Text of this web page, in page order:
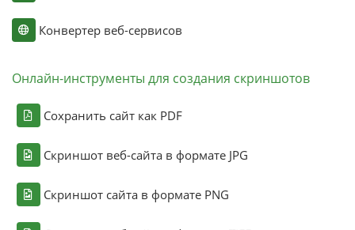
Конвертер веб-сервисов
Онлайн-инструменты для создания скриншотов
Сохранить сайт как PDF
Скриншот веб-сайта в формате JPG
Скриншот сайта в формате PNG